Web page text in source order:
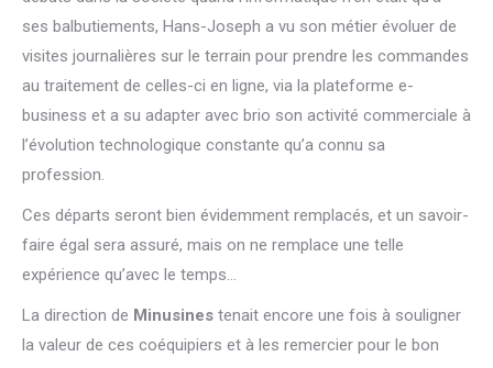
ses balbutiements, Hans-Joseph a vu son métier évoluer de
visites journalières sur le terrain pour prendre les commandes
au traitement de celles-ci en ligne, via la plateforme e-
business et a su adapter avec brio son activité commerciale à
l’évolution technologique constante qu’a connu sa
profession.
Ces départs seront bien évidemment remplacés, et un savoir-
faire égal sera assuré, mais on ne remplace une telle
expérience qu’avec le temps…
La direction de Minusines tenait encore une fois à souligner
la valeur de ces coéquipiers et à les remercier pour le bon